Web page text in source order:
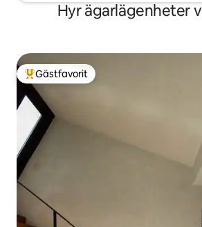
Hyr ägarlägenheter
Populär gästfavorit
Gästfavorit